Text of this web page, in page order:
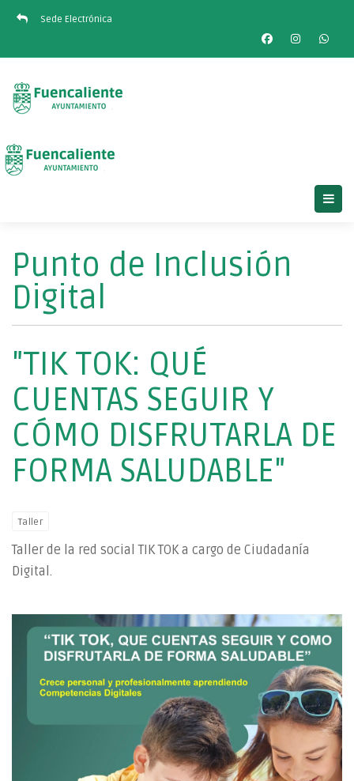
Sede Electrónica
Punto de Inclusión
Digital
"TIK TOK: QUÉ
CUENTAS SEGUIR Y
CÓMO DISFRUTARLA DE
FORMA SALUDABLE"
Taller
Taller de la red social TIK TOK a cargo de Ciudadanía
Digital.